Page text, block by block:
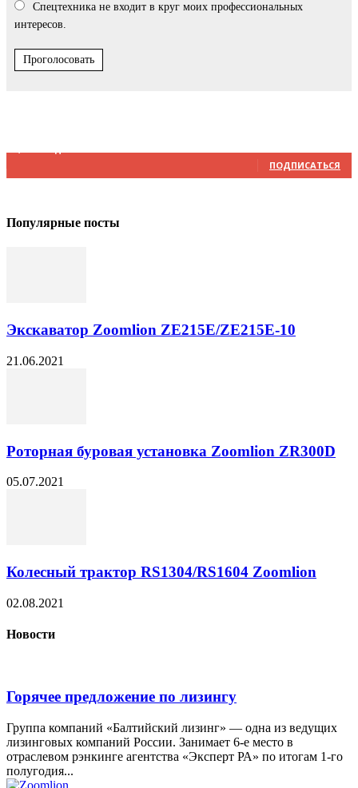
Спецтехника не входит в круг моих профессиональных
интересов.
Проголосовать
ПОДПИСАТЬСЯ
Популярные посты
Экскаватор Zoomlion ZE215E/ZE215E-10
21.06.2021
Роторная буровая установка Zoomlion ZR300D
05.07.2021
Колесный трактор RS1304/RS1604 Zoomlion
02.08.2021
Новости
Горячее предложение по лизингу
Группа компаний «Балтийский лизинг» — одна из ведущих
лизинговых компаний России. Занимает 6-е место в
отраслевом рэнкинге агентства «Эксперт РА» по итогам 1-го
полугодия...